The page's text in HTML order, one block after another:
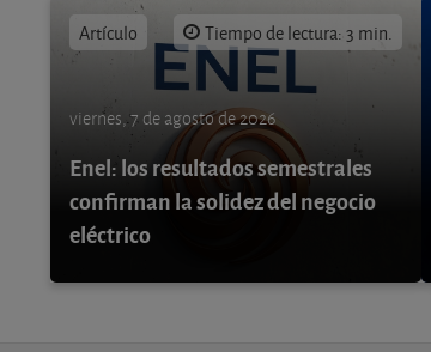
Artículo Tiempo de lectura: 3 min.
viernes, 7 de agosto de 2026
Enel: los resultados semestrales
confirman la solidez del negocio
eléctrico